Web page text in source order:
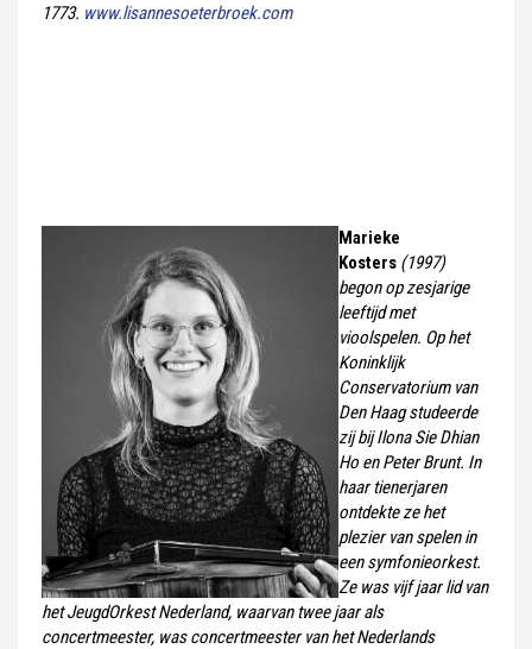
1773. www.lisannesoeterbroek.com
Marieke
Kosters (1997)
begon op zesjarige
leeftijd met
vioolspelen. Op het
Koninklijk
Conservatorium van
Den Haag studeerde
zij bij Ilona Sie Dhian
Ho en Peter Brunt. In
haar tienerjaren
ontdekte ze het
plezier van spelen in
een symfonieorkest.
Ze was vijf jaar lid van
het JeugdOrkest Nederland, waarvan twee jaar als
concertmeester, was concertmeester van het Nederlands